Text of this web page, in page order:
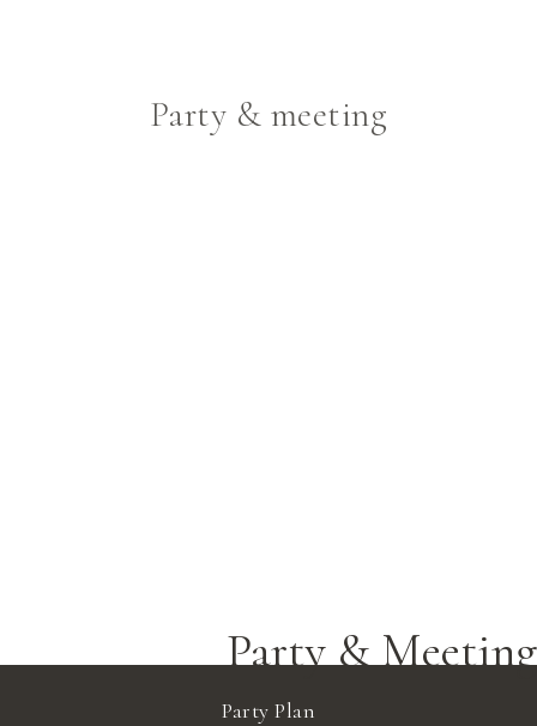
Party & meeting
Party & Meeting
Party Plan